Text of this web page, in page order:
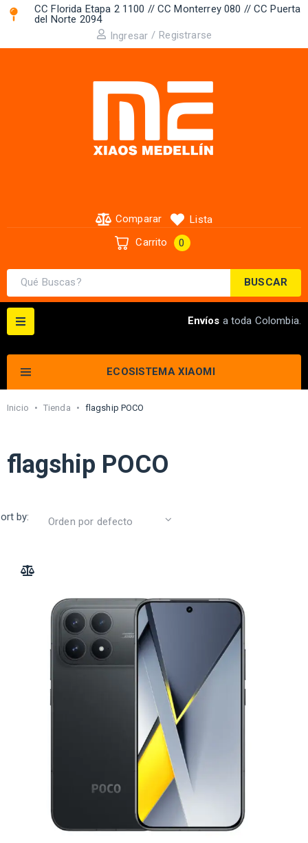
CC Florida Etapa 2 1100 // CC Monterrey 080 // CC Puerta
del Norte 2094 ​
Ingresar / Registrarse
BUSCAR
Comparar
Lista
Carrito
0
ECOSISTEMA XIAOMI
Envíos a toda Colombia.
Inicio • Tienda • flagship POCO
flagship POCO
by: